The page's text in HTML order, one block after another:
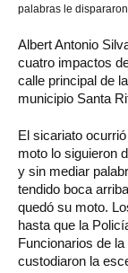
palabras le dispararon
Albert Antonio
cuatro impactos
calle principal de
municipio Santa
El sicariato
moto lo siguieron
y sin mediar
tendido boca
quedó su moto.
hasta que la
Funcionarios de
custodiaron la